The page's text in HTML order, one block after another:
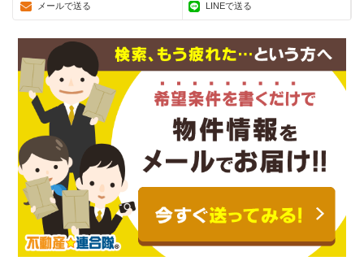
メールで送る LINEで送る